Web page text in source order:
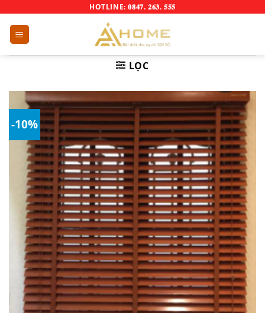
content
HOTLINE: 𝟎𝟖𝟒𝟕. 𝟐𝟔𝟑. 𝟓𝟓𝟓
LỌC
-10%